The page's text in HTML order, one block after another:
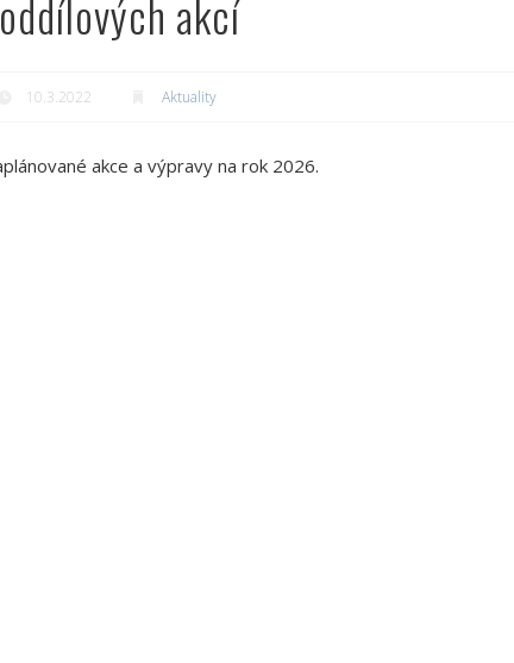
akcí
10.3.2022 Aktuality
akce a výpravy na rok 2026.